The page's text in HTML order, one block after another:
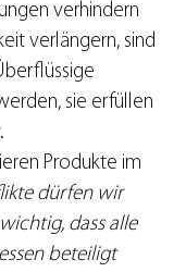
verhindern
verlängern, sind
sie erfüllen
Produkte im
dürfen wir
dass alle
beteiligt